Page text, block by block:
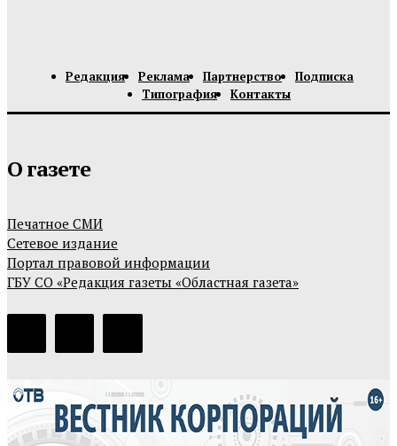
Редакция Реклама Партнерство
Подписка
Типография
Контакты
О газете
Печатное СМИ
Сетевое издание
Портал правовой информации
ГБУ СО «Редакция газеты «Областная газета»